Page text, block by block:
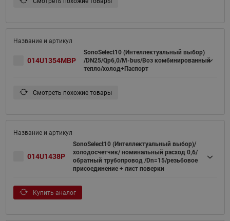
014U1354MBP
SonoSelect10 (Интеллектуальный выбор)
/DN25/Qp6,0/M-bus/Воз комбинированный
тепло/холод+Паспорт
Смотреть похожие товары
014U1438P
SonoSelect10 (Интеллектуальный выбор)/
холодосчетчик/ номинальный расход 0,6/
обратный трубопровод /Dn=15/резьбовое
присоединение + лист поверки
Купить аналог